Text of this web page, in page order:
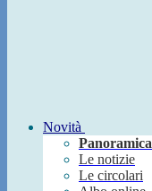
Novità
Panoramica
Le notizie
Le circolari